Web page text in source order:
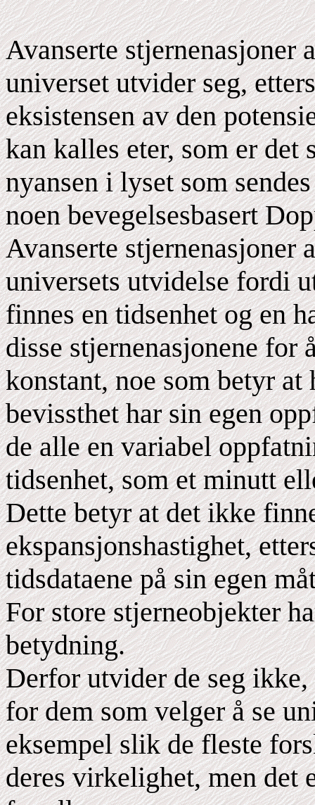
Avanserte stjernenasjoner
universet utvider seg,
eksistensen av den
kan kalles eter, som er det
nyansen i lyset som
noen bevegelsesbasert
Avanserte stjernenasjoner
universets utvidelse fordi
finnes en tidsenhet og en
disse stjernenasjonene
konstant, noe som betyr at
bevissthet har sin egen
de alle en variabel
tidsenhet, som et minutt
Dette betyr at det ikke
ekspansjonshastighet,
tidsdataene på sin egen
For store stjerneobjekter
betydning.
Derfor utvider de seg
for dem som velger å se
eksempel slik de fleste
deres virkelighet, men det